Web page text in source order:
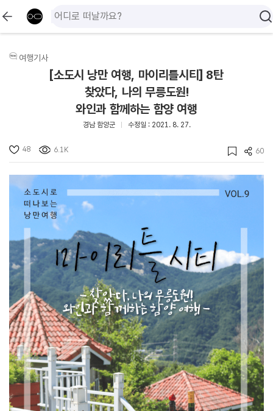
여행기사
[소도시 낭만 여행, 마이리틀시티] 8탄
찾았다, 나의 무릉도원!
와인과 함께하는 함양 여행
경남 함양군 수정일 : 2021. 8. 27.
48 6.1K 60